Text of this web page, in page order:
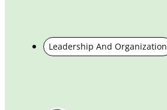
Leadership And Organization